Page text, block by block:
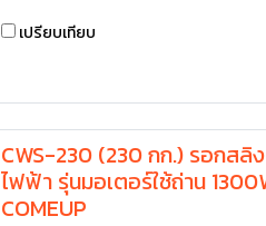
เปรียบเทียบ
CWS-230 (230 กก.) รอกสลิง
ไฟฟ้า รุ่นมอเตอร์ใช้ถ่าน
COMEUP